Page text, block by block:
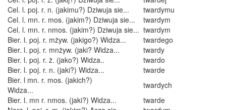
Cel. l. poj. r. n. (jakimu?) Dziwuja sie...
twardymu
Cel. l. mn. r. mos. (jakim?) Dziwuja sie...
twardym
Cel. l. mn. r. nmos. (jakim?) Dziwuja sie... twardym
Bier. l. poj. r. mżyw. (jakigo?) Widza...
twardego
Bier. l. poj. r. mnżyw. (jaki? Widza...
twardy
Bier. l. poj. r. ż. (jako?) Widza..
twardo
Bier. l. poj. r. n. (jaki?) Widza...
twarde
Bier. l mn. r. mos. (jakich?)
Widza...
twardych
Bier. l. mn r. nmos. (jaki?) Widza...
twarde